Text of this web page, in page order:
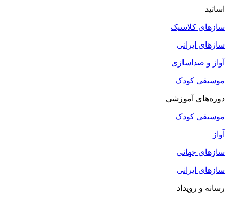
اساتید
سازهای کلاسیک
سازهای ایرانی
آواز و صداسازی
موسیقی کودک
دوره‌های آموزشی
موسیقی کودک
آواز
سازهای جهانی
سازهای ایرانی
رسانه و رویداد